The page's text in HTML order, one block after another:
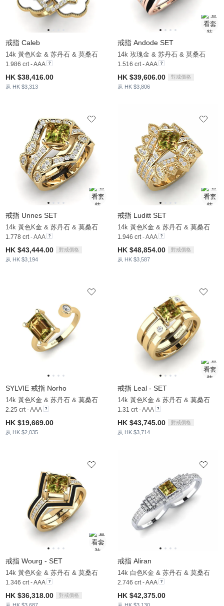
戒指 Caleb
14k 黃色K金 & 苏丹石 & 莫桑石
1.986 crt - AAA
HK $38,416.00
从 HK $3,313
戒指 Andode SET
14k 玫瑰金 & 苏丹石 & 莫桑石
1.516 crt - AAA
HK $39,606.00 對戒價格
从 HK $3,806
戒指 Unnes SET
14k 黃色K金 & 苏丹石 & 莫桑石
1.778 crt - AAA
HK $43,444.00 對戒價格
从 HK $3,194
戒指 Luditt SET
14k 黃色K金 & 苏丹石 & 莫桑石
1.946 crt - AAA
HK $48,854.00 對戒價格
从 HK $3,587
SYLVIE 戒指 Norho
14k 黃色K金 & 苏丹石 & 莫桑石
2.25 crt - AAA
HK $19,669.00
从 HK $2,035
戒指 Leal - SET
14k 黃色K金 & 苏丹石 & 莫桑石
1.31 crt - AAA
HK $43,745.00 對戒價格
从 HK $3,714
戒指 Wourg - SET
14k 黃色K金 & 苏丹石 & 莫桑石
1.346 crt - AAA
HK $36,318.00 對戒價格
戒指 Aliran
14k 白色K金 & 苏丹石 & 莫桑石
2.746 crt - AAA
HK $42,375.00